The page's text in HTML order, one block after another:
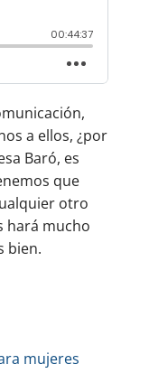
a ellos, ¿por
Baró, es
que
otro
hará mucho
bien.
mujeres